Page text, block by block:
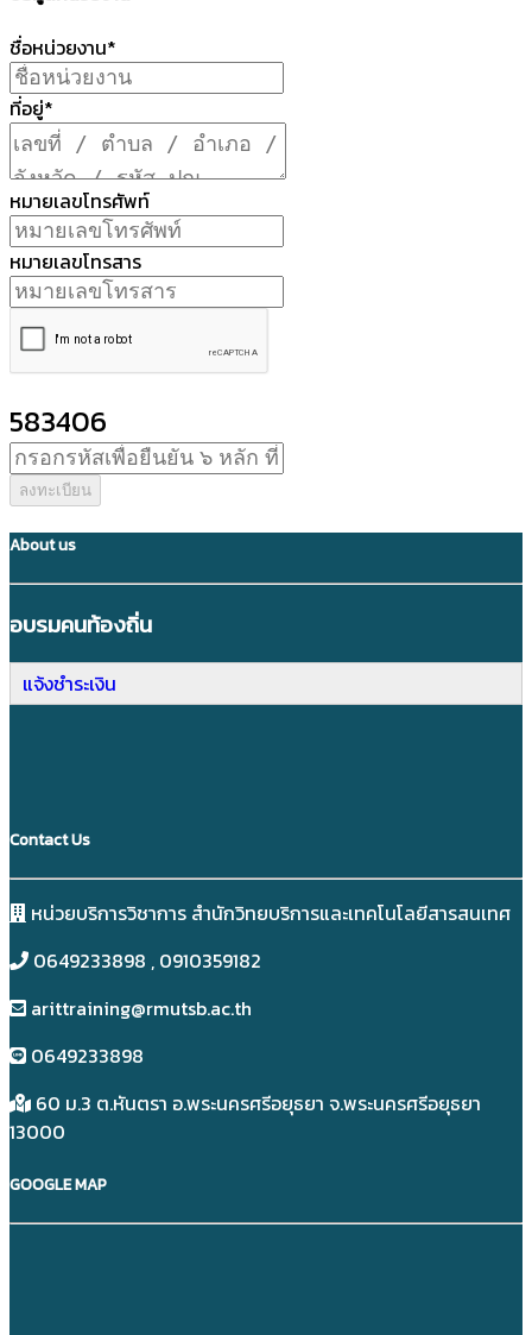
ชื่อหน่วยงาน*
ที่อยู่*
หมายเลขโทรศัพท์
หมายเลขโทรสาร
583406
ลงทะเบียน
About us
อบรมคนท้องถิ่น
แจ้งชำระเงิน
Contact Us
หน่วยบริการวิชาการ สำนักวิทยบริการและเทคโนโลยีสารสนเทศ
0649233898​ , 0910359182
arittraining@rmutsb.ac.th
0649233898​
60 ม.3 ต.หันตรา อ.พระนครศรีอยุธยา จ.พระนครศรีอยุธยา
13000
GOOGLE MAP